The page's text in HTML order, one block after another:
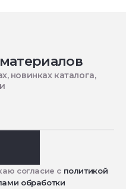
новинках каталога,
согласие с политикой
обработки